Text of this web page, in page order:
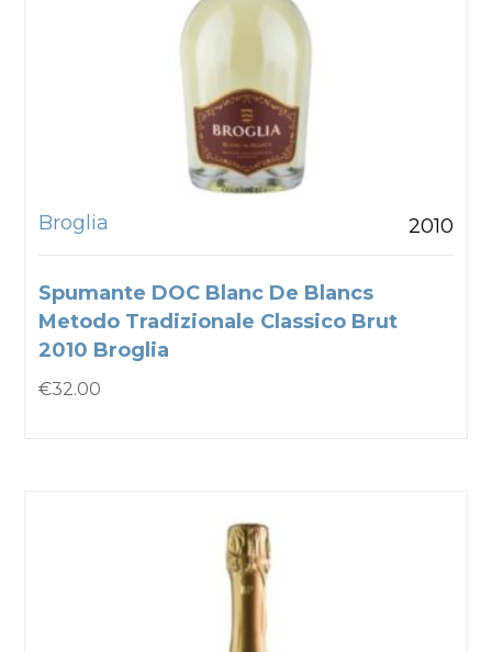
Broglia 2010
Spumante DOC Blanc De Blancs
Metodo Tradizionale Classico Brut
2010 Broglia
€32.00